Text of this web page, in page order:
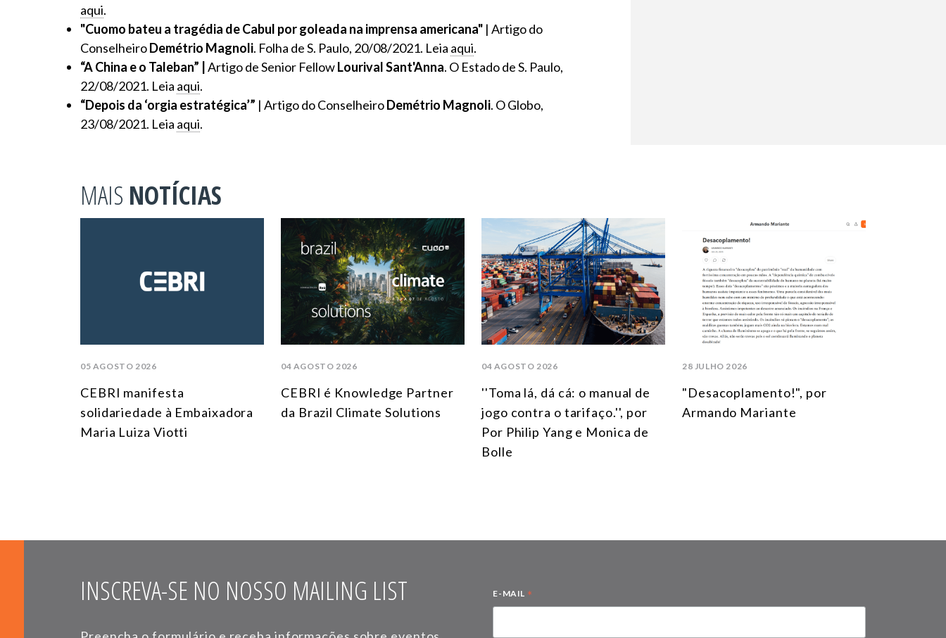
aqui.
"Cuomo bateu a tragédia de Cabul por goleada na imprensa americana" | Artigo do
ConselheiroDemétrio Magnoli. Folha de S. Paulo, 20/08/2021. Leia aqui.
“A China e o Taleban” | Artigo de Senior FellowLourival Sant'Anna. O Estado de S. Paulo,
22/08/2021. Leia aqui.
“Depois da ‘orgia estratégica’” | Artigo do ConselheiroDemétrio Magnoli. O Globo,
23/08/2021. Leia aqui.
MAIS NOTÍCIAS
05 AGOSTO 2026
CEBRI manifesta
solidariedade à Embaixadora
Maria Luiza Viotti
04 AGOSTO 2026
CEBRI é Knowledge Partner
da Brazil Climate Solutions
04 AGOSTO 2026
''Toma lá, dá cá: o manual de
jogo contra o tarifaço.'', por
Por Philip Yang e Monica de
Bolle
28 JULHO 2026
"Desacoplamento!", por
Armando Mariante
INSCREVA-SE NO NOSSO MAILING LIST E-MAIL *